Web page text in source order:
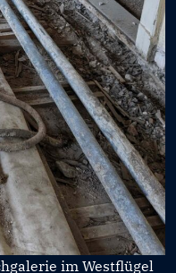
im Westflügel